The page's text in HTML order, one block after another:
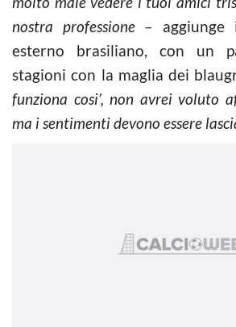
nostra professione– aggiunge
esterno brasiliano, con un
stagioni con la maglia dei
funziona cosi’, non avrei voluto
ma i sentimenti devono essere